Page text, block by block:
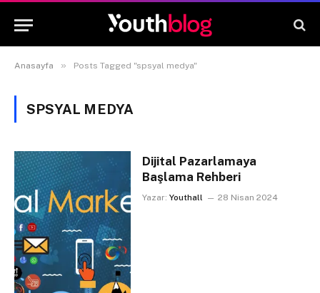
Anasayfa » Posts Tagged "spsyal medya"
SPSYAL MEDYA
Dijital Pazarlamaya
Başlama Rehberi
Yazar: Youthall 28 Nisan 2024